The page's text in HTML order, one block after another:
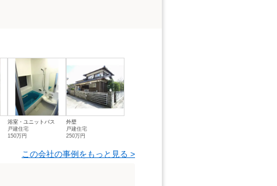
浴室・ユニットバス
戸建住宅
150万円
外壁
戸建住宅
250万円
この会社の事例をもっと見る >